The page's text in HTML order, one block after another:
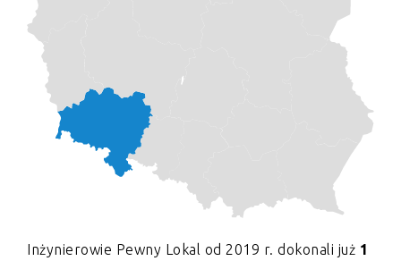
Inżynierowie Pewny Lokal od 2019 r. dokonali już 1